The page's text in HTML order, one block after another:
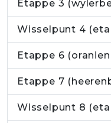
Etappe 3
Wisselpunt 4
Etappe 6
Etappe 7
Wisselpunt 8